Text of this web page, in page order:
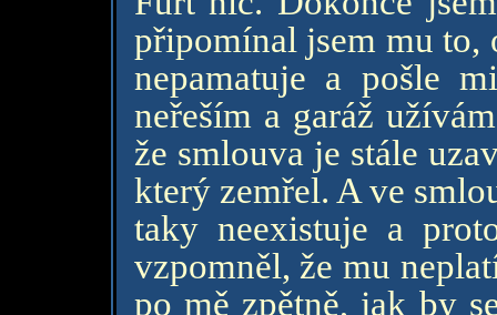
připomínal jsem mu to,
nepamatuje a pošle
neřeším a garáž
že smlouva je stále
který zemřel. A ve
taky neexistuje a
vzpomněl, že mu
po mě zpětně, jak by